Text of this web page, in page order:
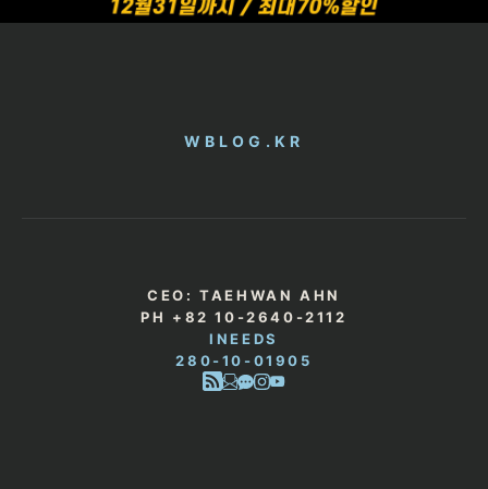
WBLOG.KR
CEO: TAEHWAN AHN
PH +82 10-2640-2112
INEEDS
280-10-01905